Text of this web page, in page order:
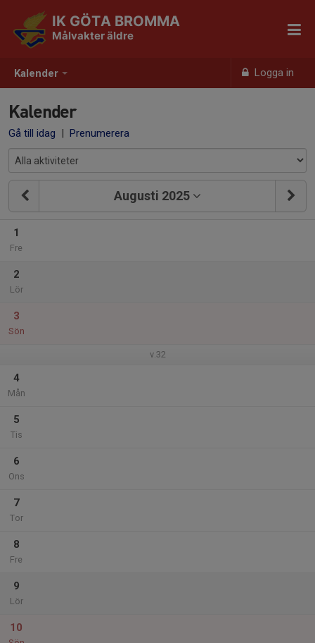
Kalender Logga in
IK GÖTA BROMMA
Målvakter äldre
Kalender
Gå till idag | Prenumerera
Augusti 2025
1
Fre
2
Lör
3
Sön
v.32
4
Mån
5
Tis
6
Ons
7
Tor
8
Fre
9
Lör
10